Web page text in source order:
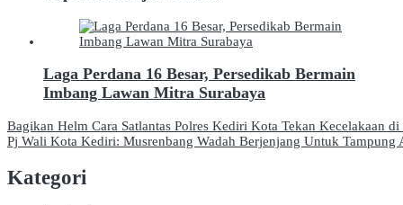
Laga Perdana 16 Besar, Persedikab Bermain
Imbang Lawan Mitra Surabaya
Navigasi
pos
Bagikan Helm Cara Satlantas Polres Kediri Kota Tekan Kecelakaan di
Pj Wali Kota Kediri: Musrenbang Wadah Berjenjang Untuk Tampung
Kategori